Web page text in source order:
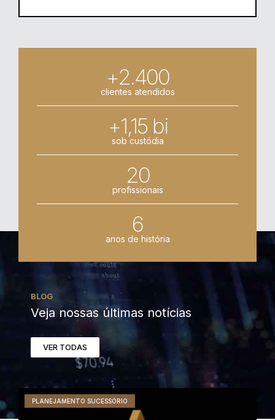
+2.400
clientes atendidos
+1,15 bi
sob custódia
20
profissionais
6
anos de história
BLOG
Veja nossas últimas notícias
VER TODAS
PLANEJAMENTO SUCESSÓRIO